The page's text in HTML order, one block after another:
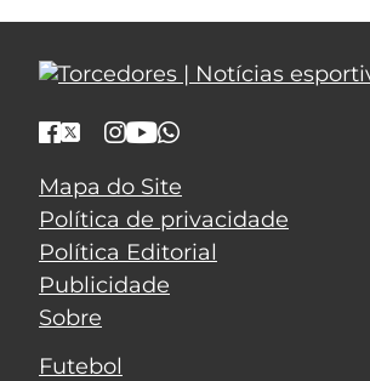
Mapa do Site
Política de privacidade
Política Editorial
Publicidade
Sobre
Futebol